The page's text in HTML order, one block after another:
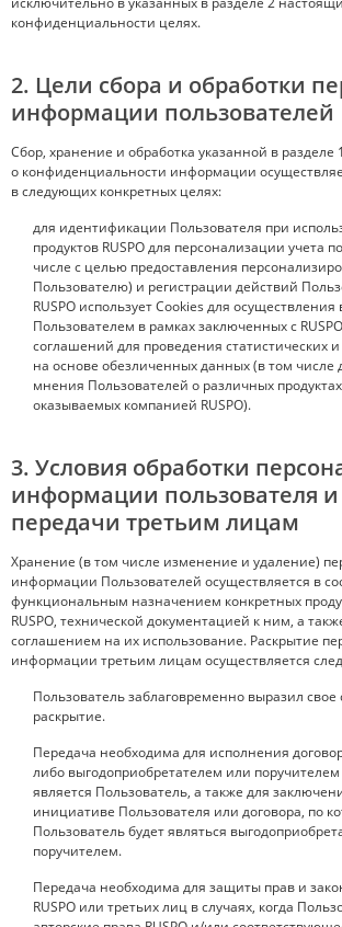
конфиденциальности целях.
2. Цели сбора и обработки
информации пользователей
Сбор, хранение и обработка указанной в
о конфиденциальности информации
в следующих конкретных целях:
для идентификации Пользователя при
продуктов RUSPO для персонализации учета
числе с целью предоставления
Пользователю) и регистрации действий
RUSPO использует Cookies для
Пользователем в рамках заключенных с
соглашений для проведения статистических
на основе обезличенных данных (в том числе
мнения Пользователей о различных продуктах
оказываемых компанией RUSPO).
3. Условия обработки
информации пользователя и
передачи третьим лицам
Хранение (в том числе изменение и удаление)
информации Пользователей осуществляется в
функциональным назначением конкретных
RUSPO, технической документацией к ним, а
соглашением на их использование. Раскрытие
информации третьим лицам осуществляется
Пользователь заблаговременно выразил свое
раскрытие.
Передача необходима для исполнения
либо выгодоприобретателем или
является Пользователь, а также для
инициативе Пользователя или договора, по
Пользователь будет являться
поручителем.
Передача необходима для защиты прав и
RUSPO или третьих лиц в случаях, когда